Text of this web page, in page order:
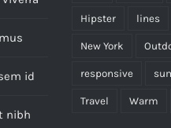
id
nibh
Hipster lines
New York
responsive
Travel Warm